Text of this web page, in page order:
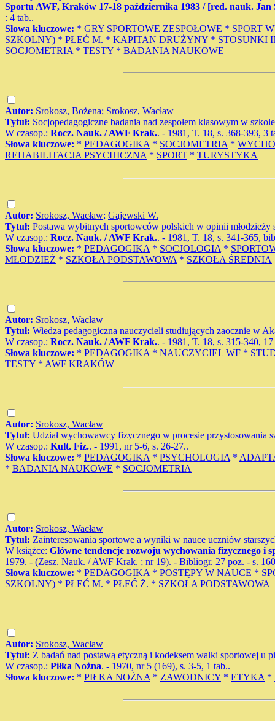
Sportu AWF, Kraków 17-18 października 1983 / [red. nauk. Jan
: 4 tab..
Słowa kluczowe: * GRY SPORTOWE ZESPOŁOWE * SPORT
SZKOLNY) * PŁEĆ M. * KAPITAN DRUŻYNY * STOSUNKI
SOCJOMETRIA * TESTY * BADANIA NAUKOWE
Autor: Srokosz, Bożena; Srokosz, Wacław
Tytuł: Socjopedagogiczne badania nad zespołem klasowym w
W czasop.: Rocz. Nauk. / AWF Krak.. - 1981, T. 18, s. 368-393, 3
Słowa kluczowe: * PEDAGOGIKA * SOCJOMETRIA *
REHABILITACJA PSYCHICZNA * SPORT * TURYSTYKA
Autor: Srokosz, Wacław; Gajewski W.
Tytuł: Postawa wybitnych sportowców polskich w opinii młodzieży
W czasop.: Rocz. Nauk. / AWF Krak.. - 1981, T. 18, s. 341-365,
Słowa kluczowe: * PEDAGOGIKA * SOCJOLOGIA *
MŁODZIEŻ * SZKOŁA PODSTAWOWA * SZKOŁA ŚREDNIA
Autor: Srokosz, Wacław
Tytuł: Wiedza pedagogiczna nauczycieli studiujących zaocznie w
W czasop.: Rocz. Nauk. / AWF Krak.. - 1981, T. 18, s. 315-340,
Słowa kluczowe: * PEDAGOGIKA * NAUCZYCIEL WF *
TESTY * AWF KRAKÓW
Autor: Srokosz, Wacław
Tytuł: Udział wychowawcy fizycznego w procesie przystosowania
W czasop.: Kult. Fiz.. - 1991, nr 5-6, s. 26-27..
Słowa kluczowe: * PEDAGOGIKA * PSYCHOLOGIA *
* BADANIA NAUKOWE * SOCJOMETRIA
Autor: Srokosz, Wacław
Tytuł: Zainteresowania sportowe a wyniki w nauce uczniów
W książce: Główne tendencje rozwoju wychowania fizycznego i
1979. - (Zesz. Nauk. / AWF Krak. ; nr 19). - Bibliogr. 27 poz. - s.
Słowa kluczowe: * PEDAGOGIKA * POSTĘPY W NAUCE *
SZKOLNY) * PŁEĆ M. * PŁEĆ Ż. * SZKOŁA PODSTAWOWA
Autor: Srokosz, Wacław
Tytuł: Z badań nad postawą etyczną i kodeksem walki sportowej u
W czasop.: Piłka Nożna. - 1970, nr 5 (169), s. 3-5, 1 tab..
Słowa kluczowe: * PIŁKA NOŻNA * ZAWODNICY * ETYKA *